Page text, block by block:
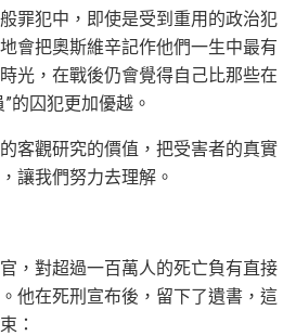
罪犯中，即使是受到重用的政治犯
會把奧斯維辛記作他們一生中最有
光，在戰後仍會覺得自己比那些在
的囚犯更加優越。
客觀研究的價值，把受害者的真實
讓我們努力去理解。
，對超過一百萬人的死亡負有直接
他在死刑宣布後，留下了遺書，這
：